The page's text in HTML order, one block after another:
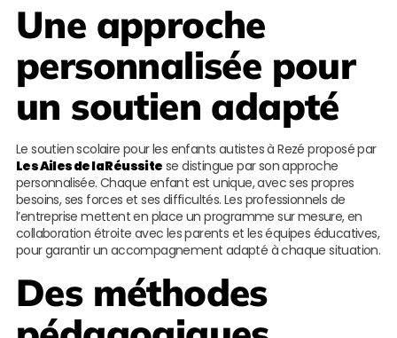
Une approche
personnalisée pour
un soutien adapté
Le soutien scolaire pour les enfants autistes à Rezé proposé par
Les Ailes de la Réussite se distingue par son approche
personnalisée. Chaque enfant est unique, avec ses propres
besoins, ses forces et ses difficultés. Les professionnels de
l’entreprise mettent en place un programme sur mesure, en
collaboration étroite avec les parents et les équipes éducatives,
pour garantir un accompagnement adapté à chaque situation.
Des méthodes